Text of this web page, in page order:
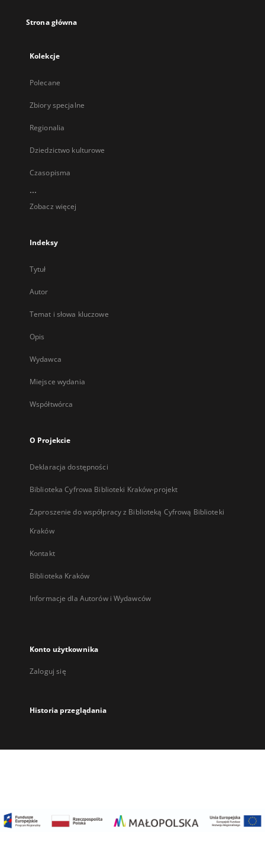
Strona główna
Kolekcje
Polecane
Zbiory specjalne
Regionalia
Dziedzictwo kulturowe
Czasopisma
...
Zobacz więcej
Indeksy
Tytuł
Autor
Temat i słowa kluczowe
Opis
Wydawca
Miejsce wydania
Współtwórca
O Projekcie
Deklaracja dostępności
Biblioteka Cyfrowa Biblioteki Kraków-projekt
Zaproszenie do współpracy z Biblioteką Cyfrową Biblioteki
Kraków
Kontakt
Biblioteka Kraków
Informacje dla Autorów i Wydawców
Konto użytkownika
Zaloguj się
Historia przeglądania